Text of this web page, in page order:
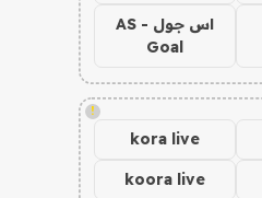
اس جول - AS
Goal
!
kora live
koora live